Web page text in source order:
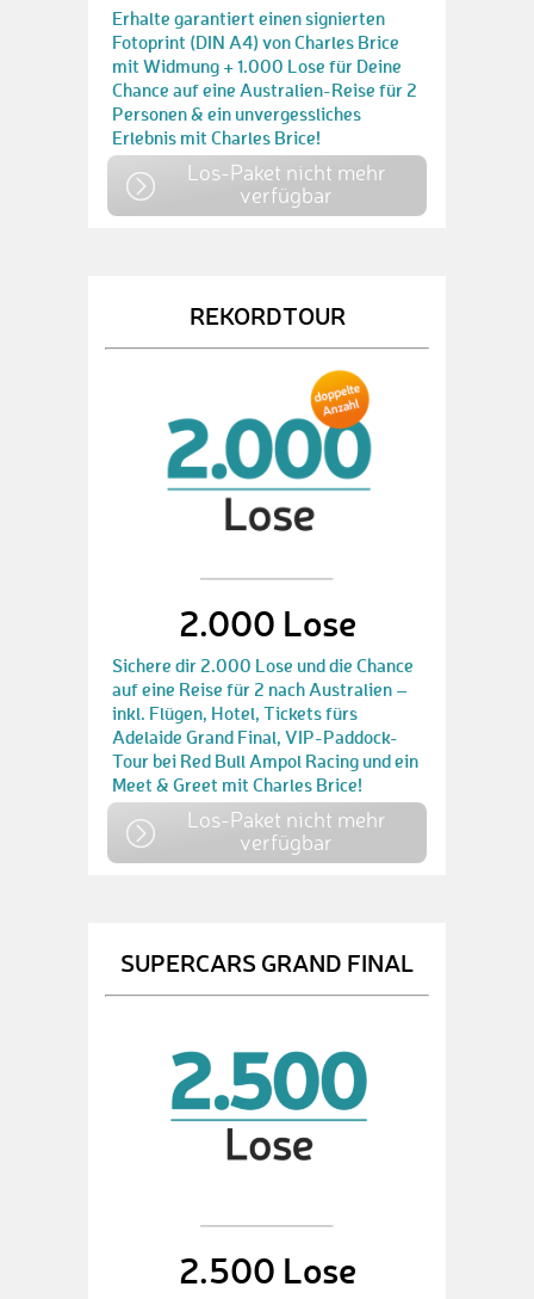
Erhalte garantiert einen signierten
Fotoprint (DIN A4) von Charles Brice
mit Widmung + 1.000 Lose für Deine
Chance auf eine Australien-Reise für 2
Personen & ein unvergessliches
Erlebnis mit Charles Brice!
Los-Paket nicht mehr
verfügbar
REKORDTOUR
2.000 Lose
Sichere dir 2.000 Lose und die Chance
auf eine Reise für 2 nach Australien –
inkl. Flügen, Hotel, Tickets fürs
Adelaide Grand Final, VIP-Paddock-
Tour bei Red Bull Ampol Racing und ein
Meet & Greet mit Charles Brice!
Los-Paket nicht mehr
verfügbar
SUPERCARS GRAND FINAL
2.500 Lose